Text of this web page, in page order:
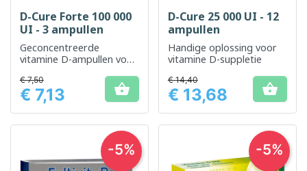
D-Cure Forte 100 000
UI - 3 ampullen
Geconcentreerde
vitamine D-ampullen voor
sterk tekort
Prijs
€ 7,50
€ 7,13 
D-Cure 25 000 UI - 12
ampullen
Handige oplossing voor
vitamine D-suppletie
Prijs
€ 14,40
€ 13,68 
-5% -5%